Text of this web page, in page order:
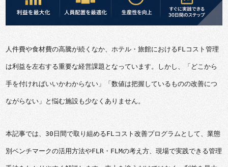
人件費や食材費の高騰が続くなか、ホテル・旅館におけるFLコスト管理
は利益を左右する重要な経営課題となっています。しかし、「どこから
手を付ければいいかわからない」「数値は把握しているものの改善につ
ながらない」と悩む施設も少なくありません。
本記事では、30日間で取り組めるFLコスト改善プログラムとして、業態
別ベンチマークの活用方法やFLR・FLMの考え方、現場で実践できる管理